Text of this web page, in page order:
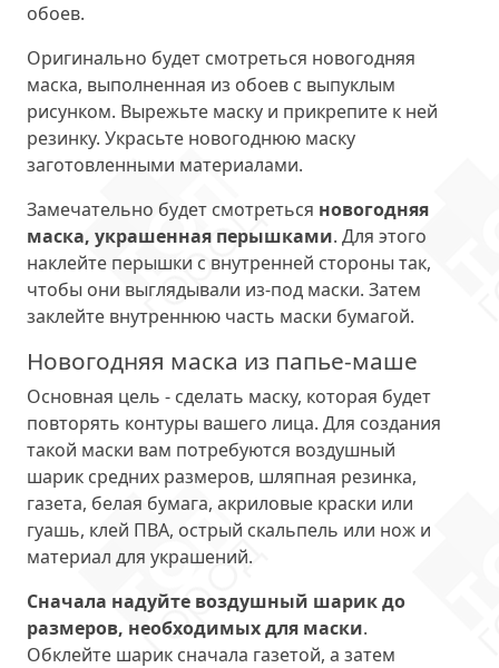
обоев.
Оригинально будет смотреться новогодняя
маска, выполненная из обоев с выпуклым
рисунком. Вырежьте маску и прикрепите к ней
резинку. Украсьте новогоднюю маску
заготовленными материалами.
Замечательно будет смотреться новогодняя
маска, украшенная перышками. Для этого
наклейте перышки с внутренней стороны так,
чтобы они выглядывали из-под маски. Затем
заклейте внутреннюю часть маски бумагой.
Новогодняя маска из папье-маше
Основная цель - сделать маску, которая будет
повторять контуры вашего лица. Для создания
такой маски вам потребуются воздушный
шарик средних размеров, шляпная резинка,
газета, белая бумага, акриловые краски или
гуашь, клей ПВА, острый скальпель или нож и
материал для украшений.
Сначала надуйте воздушный шарик до
размеров, необходимых для маски.
Обклейте шарик сначала газетой, а затем